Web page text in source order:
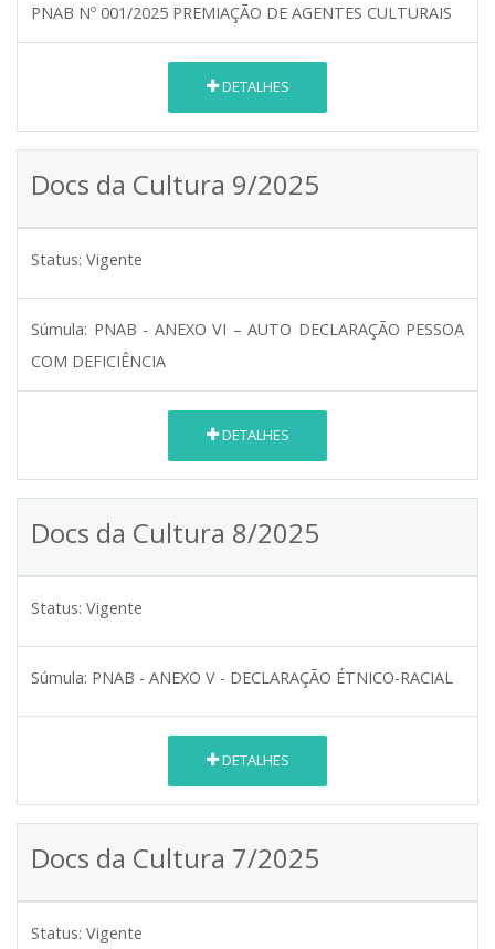
PNAB Nº 001/2025 PREMIAÇÃO DE AGENTES CULTURAIS
DETALHES
Docs da Cultura 9/2025
Status: Vigente
Súmula: PNAB - ANEXO VI – AUTO DECLARAÇÃO PESSOA
COM DEFICIÊNCIA
DETALHES
Docs da Cultura 8/2025
Status: Vigente
Súmula: PNAB - ANEXO V - DECLARAÇÃO ÉTNICO-RACIAL
DETALHES
Docs da Cultura 7/2025
Status: Vigente